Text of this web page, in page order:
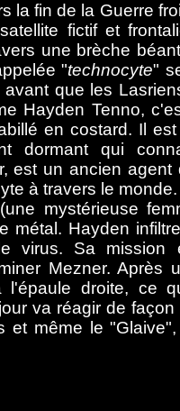
la fin de la Guerre
fictif et
une brèche
"technocyte"
que les
Hayden Tenno,
en costard. Il
dormant qui
est un ancien
à travers le monde.
mystérieuse
métal. Hayden
virus. Sa
Mezner. Après
l'épaule droite, ce
va réagir de
et même le